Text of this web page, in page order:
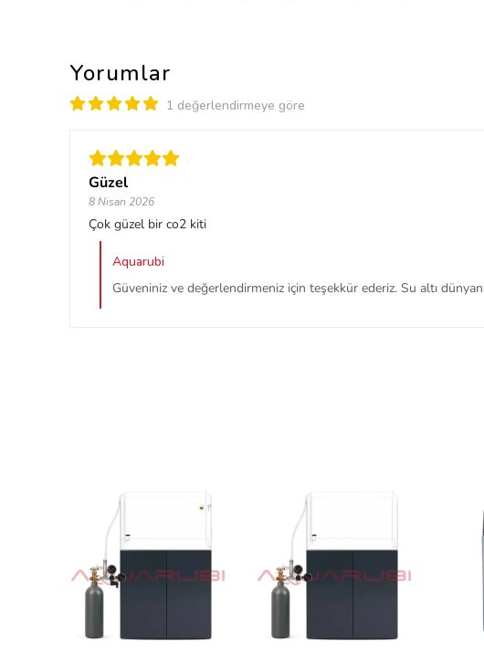
Yorumlar
1 değerlendirmeye göre
Güzel
8 Nisan 2026
Çok güzel bir co2 kiti
Aquarubi
Güveniniz ve değerlendirmeniz için teşekkür ederiz. Su altı